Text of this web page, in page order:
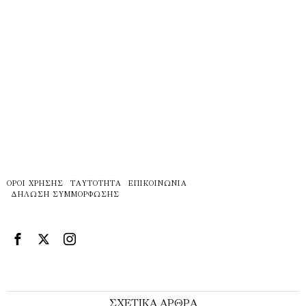
ΌΡΟΙ ΧΡΉΣΗΣ ΤΑΥΤΌΤΗΤΑ
ΕΠΙΚΟΙΝΩΝΊΑ
ΔΉΛΩΣΗ ΣΥΜΜΌΡΦΩΣΗΣ